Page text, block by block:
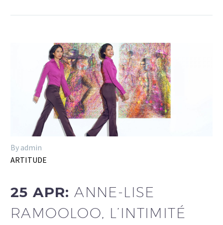
By admin
ARTITUDE
25 APR:ANNE-LISE
RAMOOLOO, L’INTIMITÉ